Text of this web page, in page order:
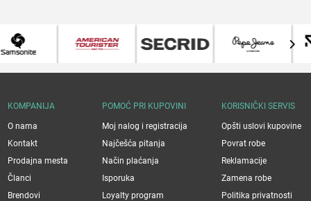
KOMPANIJA
O nama
Kontakt
Prodajna mesta
Članci
Brendovi
POMOĆ PRI KUPOVINI
Moj nalog i registracija
Najčešća pitanja
Način plaćanja
Isporuka
Loyalty program
KORISNIČKI SERVIS
Opšti uslovi kupovine
Povrat robe
Reklamacije
Zamena robe
Politika privatnosti